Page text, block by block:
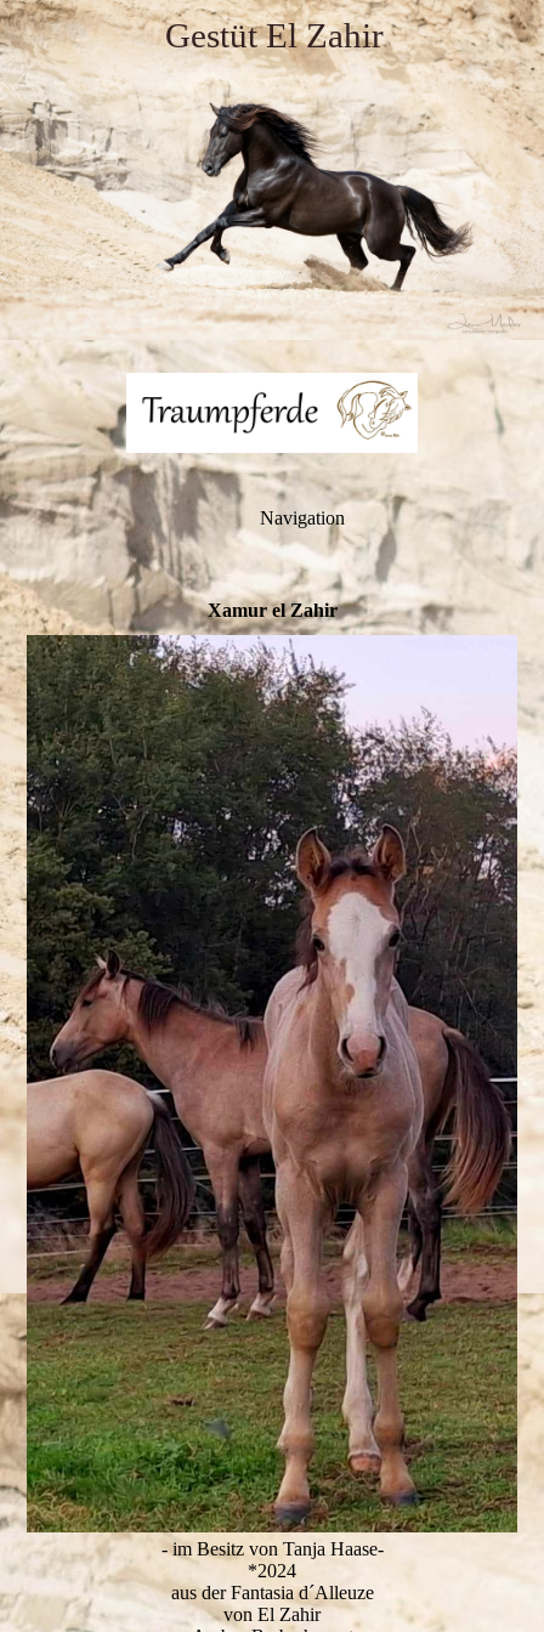
Gestüt El Zahir
Navigation
Xamur el Zahir
- im Besitz von Tanja Haase-
*2024
aus der Fantasia d´Alleuze
von El Zahir